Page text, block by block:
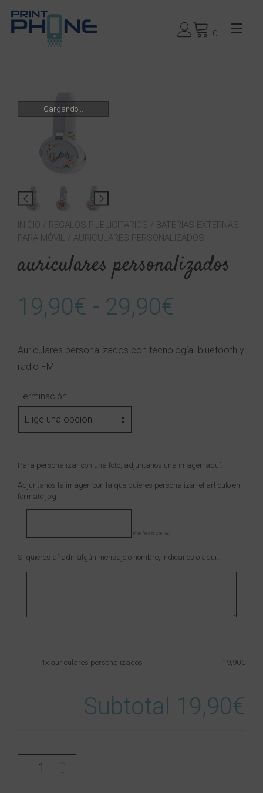
contenido
0
Cargando...
INICIO REGALOS PUBLICITARIOS
BATERÍAS EXTERNAS
PARA MÓVIL
/ AURICULARES PERSONALIZADOS
auriculares personalizados
19,90€ - 29,90€
de
hasta
Auriculares personalizados con tecnología bluetooth y
radio FM
Terminación
Elige una opción
Para personalizar con una foto, adjuntanos una imagen aquí:
Adjuntanos la imagen con la que quieres personalizar el artículo en
formato jpg
(max file size 256 MB)
Si quieres añadir algún mensaje o nombre, indícanoslo aqui:
1x auriculares personalizados 19,90€
Subtotal 19,90€